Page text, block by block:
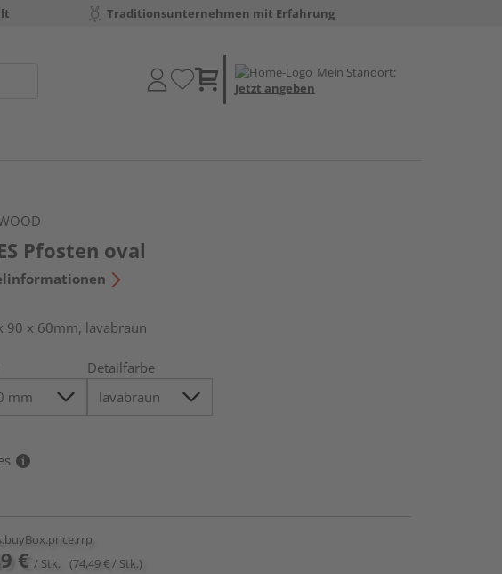
Traditionsunternehmen mit Erfahrung
Mein Standort:
Jetzt angeben
Pfosten oval
90 x 60mm, lavabraun
Detailfarbe
€ / Stk. (74,49 € / Stk.)